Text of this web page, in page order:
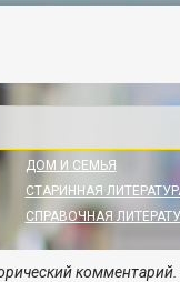
ДОМ И СЕМЬЯ
СТАРИННАЯ
СПРАВОЧНАЯ
комментарий.